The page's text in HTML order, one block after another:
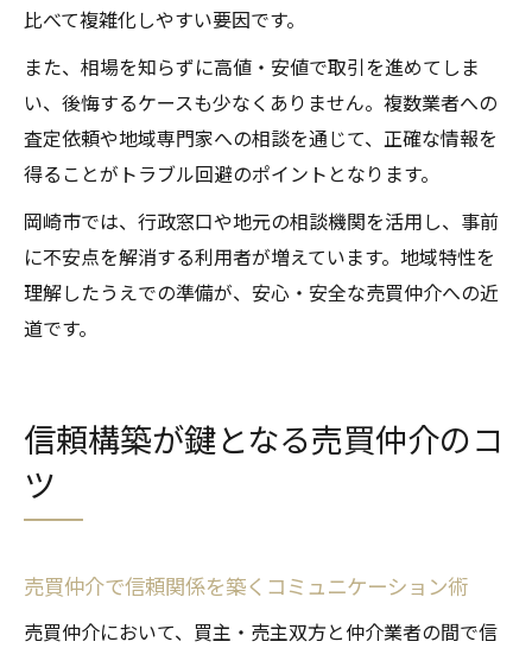
比べて複雑化しやすい要因です。
また、相場を知らずに高値・安値で取引を進めてしま
い、後悔するケースも少なくありません。複数業者への
査定依頼や地域専門家への相談を通じて、正確な情報を
得ることがトラブル回避のポイントとなります。
岡崎市では、行政窓口や地元の相談機関を活用し、事前
に不安点を解消する利用者が増えています。地域特性を
理解したうえでの準備が、安心・安全な売買仲介への近
道です。
信頼構築が鍵となる売買仲介のコ
ツ
売買仲介で信頼関係を築くコミュニケーション術
売買仲介において、買主・売主双方と仲介業者の間で信